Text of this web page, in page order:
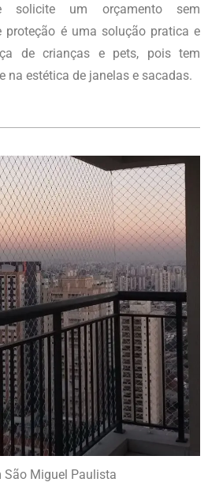
solicite um orçamento sem
proteção é uma solução pratica e
de crianças e pets, pois tem
na estética de janelas e sacadas.
São Miguel Paulista